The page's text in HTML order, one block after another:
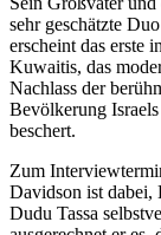
sehr geschätzte
erscheint das erste
Kuwaitis, das
Nachlass der
Bevölkerung
beschert.
Zum
Davidson ist dabei,
Dudu Tassa